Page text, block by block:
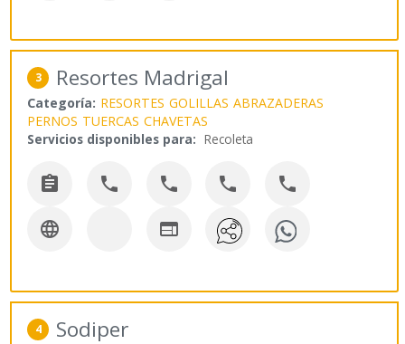
3 Resortes Madrigal
Categoría: RESORTES GOLILLAS ABRAZADERAS
PERNOS TUERCAS CHAVETAS
Servicios disponibles para: Recoleta
    
 
4 Sodiper